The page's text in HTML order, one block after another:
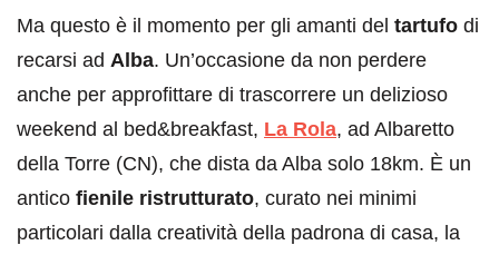
Ma questo è il momento per gli amanti del tartufo di
recarsi ad Alba. Un’occasione da non perdere
anche per approfittare di trascorrere un delizioso
weekend al bed&breakfast, La Rola, ad Albaretto
della Torre (CN), che dista da Alba solo 18km. È un
antico fienile ristrutturato, curato nei minimi
particolari dalla creatività della padrona di casa, la